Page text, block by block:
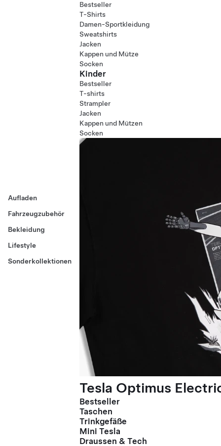
Aufladen
Fahrzeugzubehör
Bekleidung
Lifestyle
Sonderkollektionen
Bestseller
T-Shirts
Damen-Sportkleidung
Sweatshirts
Jacken
Kappen und Mütze
Socken
Kinder
Bestseller
T-shirts
Strampler
Jacken
Kappen und Mützen
Socken
Tesla Optimus
Bestseller
Taschen
Trinkgefäße
Mini Tesla
Draussen & Tech